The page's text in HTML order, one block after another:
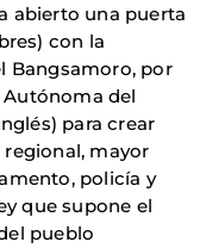
abierto una puerta
con la
Bangsamoro, por
Autónoma del
para crear
mayor
policía y
que supone el
pueblo